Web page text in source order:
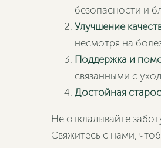
безопасности и
Улучшение
несмотря на
Поддержка и
связанными с
Достойная
Не откладывайте
Свяжитесь с нами,